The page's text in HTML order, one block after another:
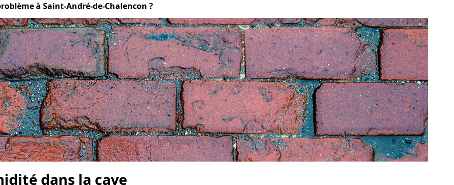
à Saint-André-de-Chalencon ?
dans la cave